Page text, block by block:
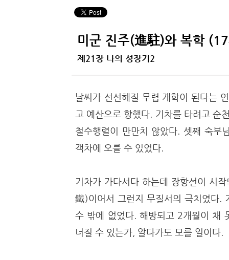
미군 진주(進駐)와 복학
제21장 나의 성장기2
날씨가 선선해질 무렵 개학이 된다는
고 예산으로 향했다. 기차를 타려고 순
철수행렬이 만만치 않았다. 셋째 숙
객차에 오를 수 있었다.
기차가 가다서다 하는데 장항선이 시
鐵)이어서 그런지 무질서의 극치였다.
수 밖에 없었다. 해방되고 2개월이 채
너질 수 있는가, 알다가도 모를 일이다.